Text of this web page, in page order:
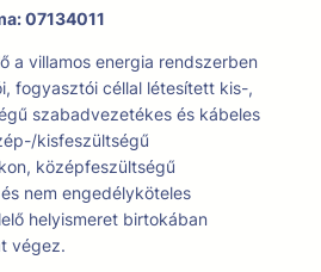
07134011
a villamos energia rendszerben
fogyasztói céllal létesített kis-,
szabadvezetékes és kábeles
kisfeszültségű
középfeszültségű
nem engedélyköteles
helyismeret birtokában
végez.